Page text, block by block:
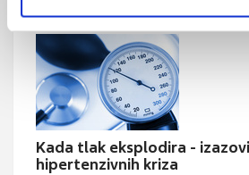
Kada tlak eksplodira -
hipertenzivnih kriza